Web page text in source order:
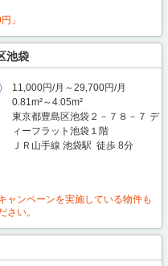
」
池袋
11,000円/月～29,700円/月
0.81m²～4.05m²
東京都豊島区池袋２－７８－７ デ
ィーフラット池袋１階
ＪＲ山手線 池袋駅 徒歩 8分
ャンペーンを実施している物件も
さい。